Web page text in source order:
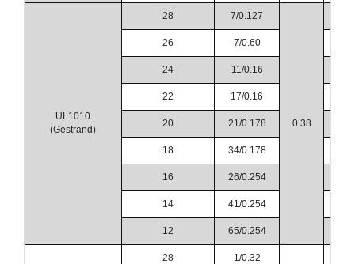
UL1010
(Gestrand)
28 7/0.127
0.38
26 7/0.60
24 11/0.16
22 17/0.16
20 21/0.178
18 34/0.178
16 26/0.254
14 41/0.254
12 65/0.254
28 1/0.32